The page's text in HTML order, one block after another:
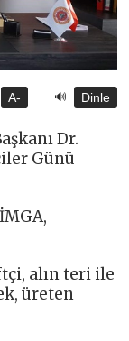
A- 🔊 Dinle
Dr.
Günü
alın teri ile
üreten